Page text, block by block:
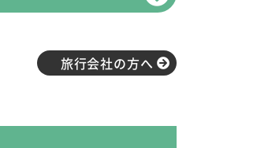
旅行会社の方へ